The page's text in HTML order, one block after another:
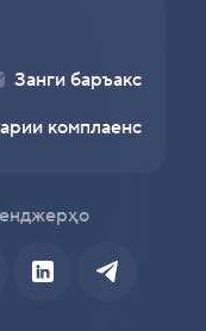
Занги баръакс
комплаенс